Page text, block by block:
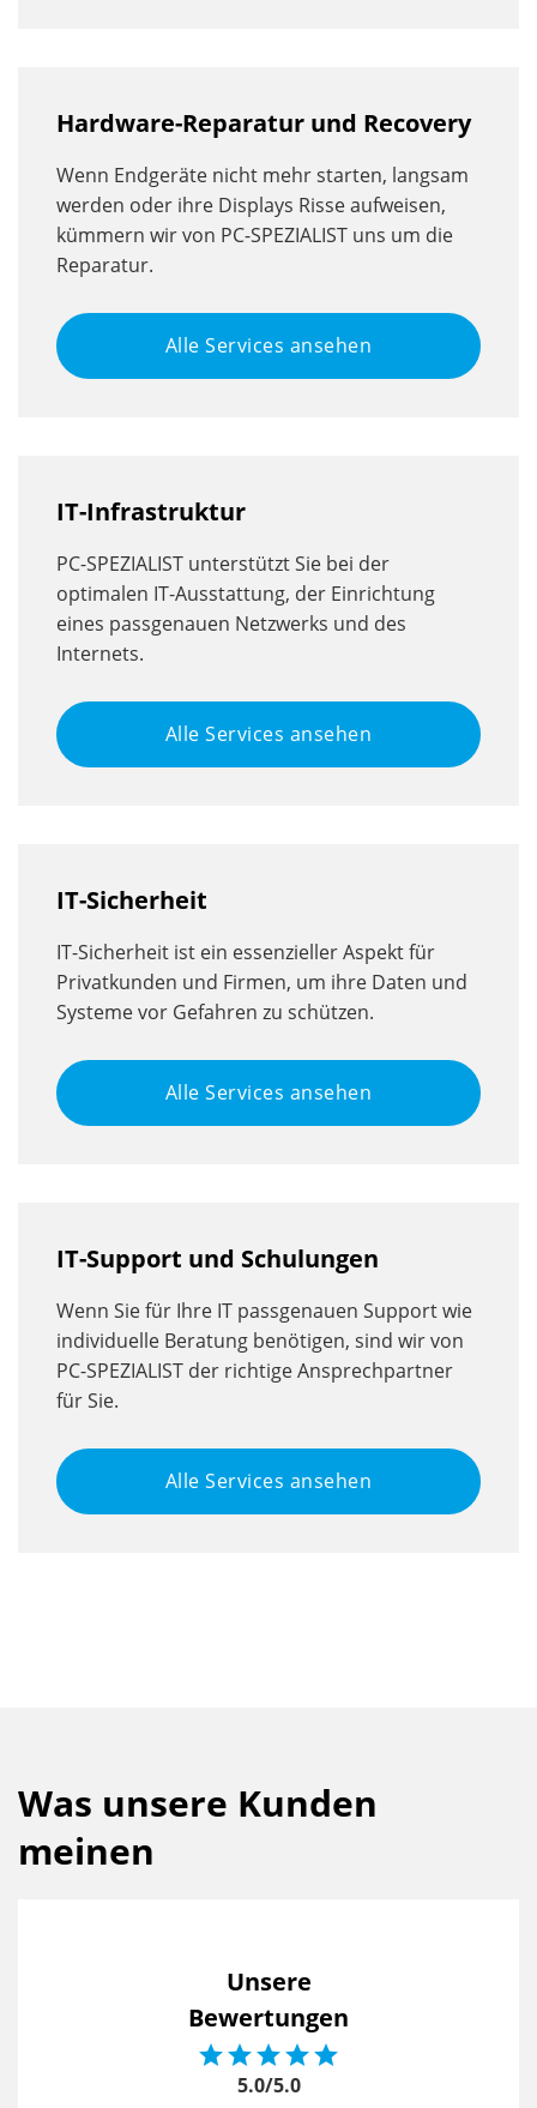
Hardware-Reparatur und Recovery
Wenn Endgeräte nicht mehr starten, langsam
werden oder ihre Displays Risse aufweisen,
kümmern wir von PC-SPEZIALIST uns um die
Reparatur.
Alle Services ansehen
IT-Infrastruktur
PC-SPEZIALIST unterstützt Sie bei der
optimalen IT-Ausstattung, der Einrichtung
eines passgenauen Netzwerks und des
Internets.
Alle Services ansehen
IT-Sicherheit
IT-Sicherheit ist ein essenzieller Aspekt für
Privatkunden und Firmen, um ihre Daten und
Systeme vor Gefahren zu schützen.
Alle Services ansehen
IT-Support und Schulungen
Wenn Sie für Ihre IT passgenauen Support wie
individuelle Beratung benötigen, sind wir von
PC-SPEZIALIST der richtige Ansprechpartner
für Sie.
Alle Services ansehen
Was unsere Kunden
meinen
Unsere
Bewertungen

5.0/5.0